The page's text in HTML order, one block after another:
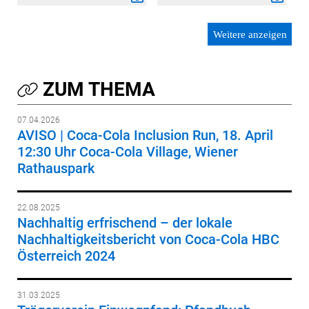
Weitere anzeigen
ZUM THEMA
07.04.2026
AVISO | Coca-Cola Inclusion Run, 18. April
12:30 Uhr Coca-Cola Village, Wiener
Rathauspark
22.08.2025
Nachhaltig erfrischend – der lokale
Nachhaltigkeitsbericht von Coca-Cola HBC
Österreich 2024
31.03.2025